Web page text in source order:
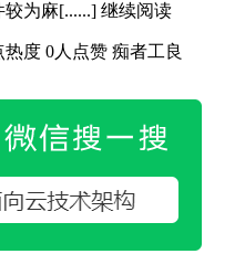
为麻[......] 继续阅读
热度 0人点赞 痴者工良